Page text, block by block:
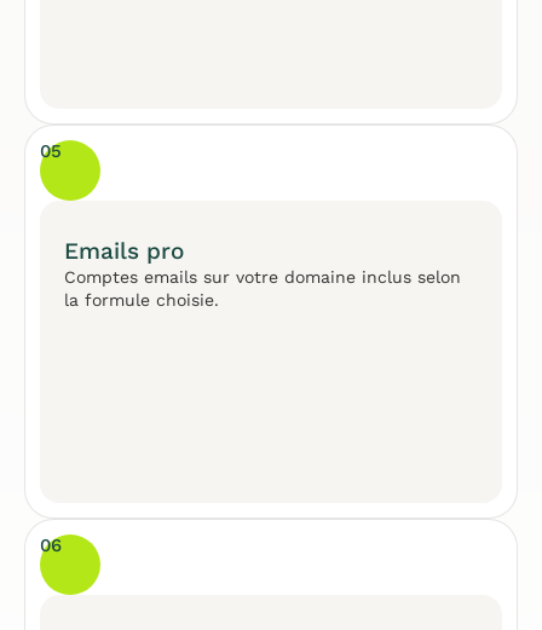
05
Emails pro
Comptes emails sur votre domaine inclus selon
la formule choisie.
06